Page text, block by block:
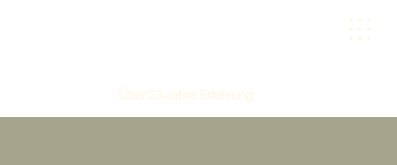
Über 23 Jahre Erfahrung